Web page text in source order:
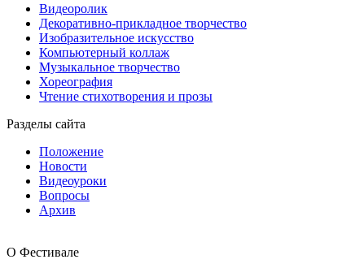
Видеоролик
Декоративно-прикладное творчество
Изобразительное искусство
Компьютерный коллаж
Музыкальное творчество
Хореография
Чтение стихотворения и прозы
Разделы сайта
Положение
Новости
Видеоуроки
Вопросы
Архив
О Фестивале